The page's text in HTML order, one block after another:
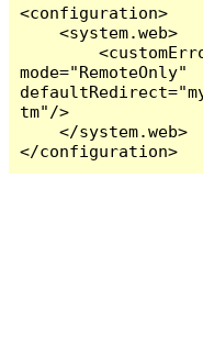
<configuration>
    <system.web>
        <customErrors
mode="RemoteOnly"
tm"/>
    </system.web>
</configuration>